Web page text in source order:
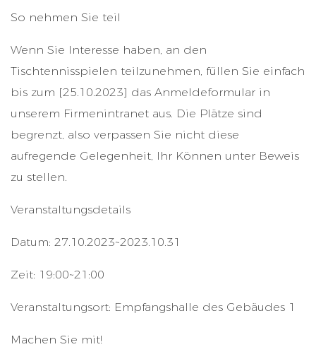
So nehmen Sie teil
Wenn Sie Interesse haben, an den
Tischtennisspielen teilzunehmen, füllen Sie einfach
bis zum [25.10.2023] das Anmeldeformular in
unserem Firmenintranet aus. Die Plätze sind
begrenzt, also verpassen Sie nicht diese
aufregende Gelegenheit, Ihr Können unter Beweis
zu stellen.
Veranstaltungsdetails
Datum: 27.10.2023~2023.10.31
Zeit: 19:00~21:00
Veranstaltungsort: Empfangshalle des Gebäudes 1
Machen Sie mit!